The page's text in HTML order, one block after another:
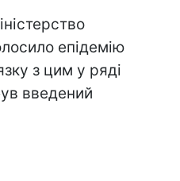
епідемію
з цим у ряді
введений